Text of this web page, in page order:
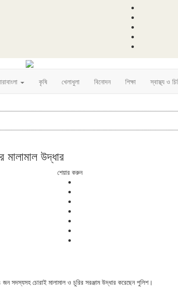
কৃষি খেলাধুলা বিনোদন শিক্ষা স্বাস্থ্য ও
উদ্ধার
শেয়ার করুন
সদস্যসহ চোরাই মালামাল ও চুরির সরঞ্জাম উদ্ধার করেছেন পুলিশ।